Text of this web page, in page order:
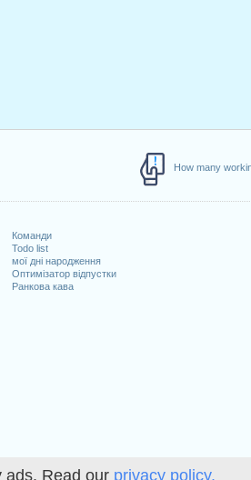
ads. Read our privacy policy.
How many
Команди
Todo list
мої дні народження
Оптимізатор відпустки
Ранкова кава